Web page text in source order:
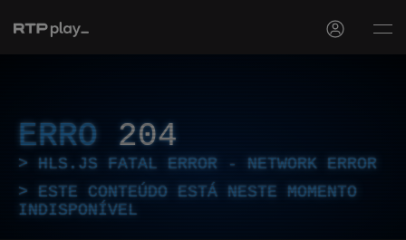
ERRO 204
HLS.JS FATAL ERROR - NETWORK ERROR
ESTE CONTEÚDO ESTÁ NESTE MOMENTO
INDISPONÍVEL